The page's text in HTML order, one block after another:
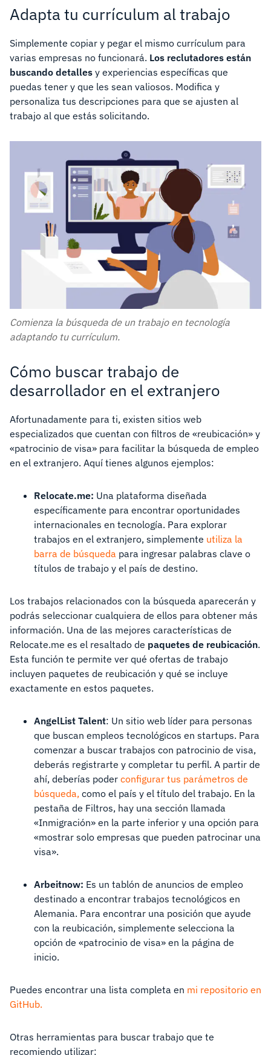
Adapta tu currículum al trabajo
Simplemente copiar y pegar el mismo currículum para
varias empresas no funcionará. Los reclutadores están
buscando detalles y experiencias específicas que
puedas tener y que les sean valiosos. Modifica y
personaliza tus descripciones para que se ajusten al
trabajo al que estás solicitando.
Comienza la búsqueda de un trabajo en tecnología
adaptando tu currículum.
Cómo buscar trabajo de
desarrollador en el extranjero
Afortunadamente para ti, existen sitios web
especializados que cuentan con filtros de «reubicación» y
«patrocinio de visa» para facilitar la búsqueda de empleo
en el extranjero. Aquí tienes algunos ejemplos:
Relocate.me: Una plataforma diseñada
específicamente para encontrar oportunidades
internacionales en tecnología. Para explorar
trabajos en el extranjero, simplemente utiliza la
barra de búsqueda para ingresar palabras clave o
títulos de trabajo y el país de destino.
Los trabajos relacionados con la búsqueda aparecerán y
podrás seleccionar cualquiera de ellos para obtener más
información. Una de las mejores características de
Relocate.me es el resaltado de paquetes de reubicación.
Esta función te permite ver qué ofertas de trabajo
incluyen paquetes de reubicación y qué se incluye
exactamente en estos paquetes.
AngelList Talent: Un sitio web líder para personas
que buscan empleos tecnológicos en startups. Para
comenzar a buscar trabajos con patrocinio de visa,
deberás registrarte y completar tu perfil. A partir de
ahí, deberías poder configurar tus parámetros de
búsqueda, como el país y el título del trabajo. En la
pestaña de Filtros, hay una sección llamada
«Inmigración» en la parte inferior y una opción para
«mostrar solo empresas que pueden patrocinar una
visa».
Arbeitnow: Es un tablón de anuncios de empleo
destinado a encontrar trabajos tecnológicos en
Alemania. Para encontrar una posición que ayude
con la reubicación, simplemente selecciona la
opción de «patrocinio de visa» en la página de
inicio.
Puedes encontrar una lista completa en mi repositorio en
GitHub.
Otras herramientas para buscar trabajo que te
recomiendo utilizar: